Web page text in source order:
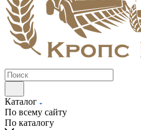
Каталог
По всему сайту
По каталогу